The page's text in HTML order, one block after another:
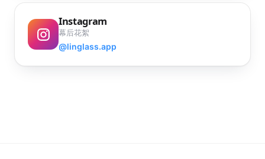
Instagram
幕后花絮
@linglass.app